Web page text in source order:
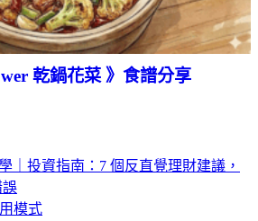
乾鍋花菜 》食譜分享
｜投資指南：7 個反直覺理財建議，
誤
模式